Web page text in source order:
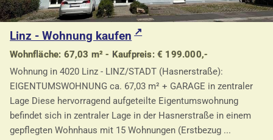
Linz - Wohnung kaufen
Wohnfläche: 67,03 m² - Kaufpreis: € 199.000,-
Wohnung in 4020 Linz - LINZ/STADT (Hasnerstraße):
EIGENTUMSWOHNUNG ca. 67,03 m² + GARAGE in zentraler
Lage Diese hervorragend aufgeteilte Eigentumswohnung
befindet sich in zentraler Lage in der Hasnerstraße in einem
gepflegten Wohnhaus mit 15 Wohnungen (Erstbezug ...